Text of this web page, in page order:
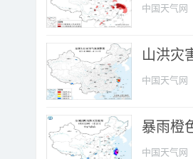
中国天气网
山洪灾
中国天气网
暴雨橙
中国天气网